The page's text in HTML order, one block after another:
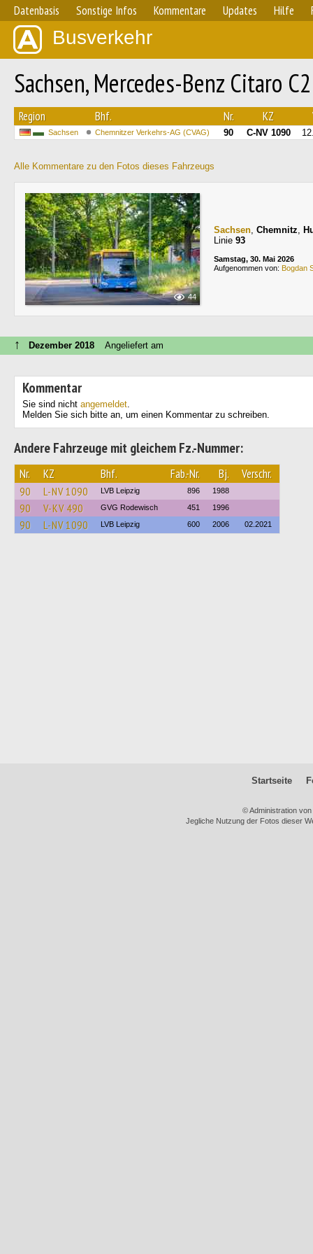
Datenbasis Sonstige Infos Kommentare Updates Hilfe
Busverkehr
Sachsen, Mercedes-Benz Citaro
Region Bhf. Nr. KZ
Sachsen Chemnitzer Verkehrs-AG (CVAG) 90 C-NV 1090
Alle Kommentare zu den Fotos dieses Fahrzeugs
44
Sachsen, Chemnitz,
Linie 93
Samstag, 30. Mai 2026
Aufgenommen von: Bogdan
↑ Dezember 2018 Angeliefert am
Kommentar
Sie sind nicht angemeldet.
Melden Sie sich bitte an, um einen Kommentar zu schreiben.
Andere Fahrzeuge mit gleichem Fz.-Nummer:
Nr. KZ Bhf. Fab.-Nr. Bj. Verschr.
90 L-NV 1090 LVB Leipzig 896 1988
90 V-KV 490 GVG Rodewisch 451 1996
90 L-NV 1090 LVB Leipzig 600 2006 02.2021
Startseite
© Administration
Jegliche Nutzung der Fotos dieser